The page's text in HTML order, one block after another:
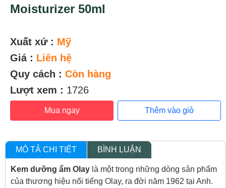
Moisturizer 50ml
Xuất xứ : Mỹ
Giá : Liên hệ
Quy cách : Còn hàng
Lượt xem : 1726
Mua ngay Thêm vào giỏ
MÔ TẢ CHI TIẾT BÌNH LUẬN
Kem dưỡng ẩm Olay là một trong những dòng sản phẩm
của thương hiệu nổi tiếng Olay, ra đời năm 1962 tại Anh.